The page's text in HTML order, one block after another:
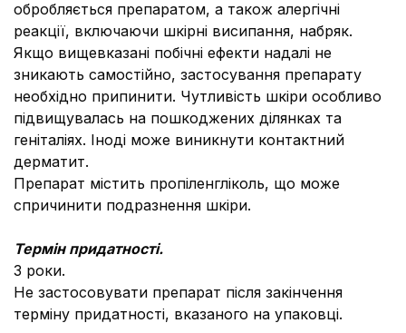
обробляється препаратом, а також алергічні
реакції, включаючи шкірні висипання, набряк.
Якщо вищевказані побічні ефекти надалі не
зникають самостійно, застосування препарату
необхідно припинити. Чутливість шкіри особливо
підвищувалась на пошкоджених ділянках та
геніталіях. Іноді може виникнути контактний
дерматит.
Препарат містить пропіленгліколь, що може
спричинити подразнення шкіри.
Термін придатності.
3 роки.
Не застосовувати препарат після закінчення
терміну придатності, вказаного на упаковці.